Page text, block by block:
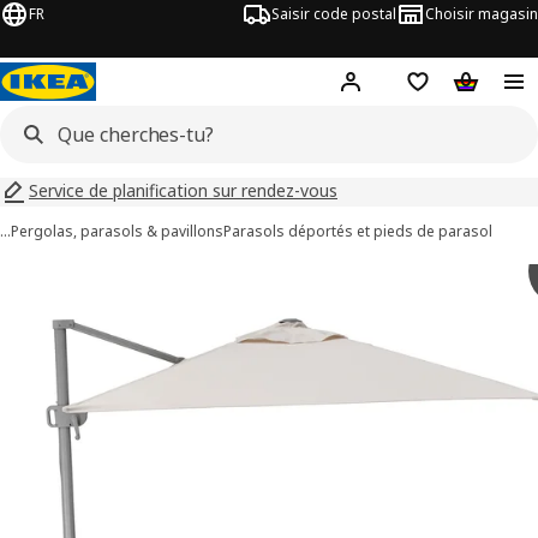
FR Saisir code postal Choisir magasin
Hej! Connecte-toi
Liste d'achats
Panier
Service de planification sur rendez-vous
…Pergolas, parasols & pavillonsParasols déportés et pieds de parasol